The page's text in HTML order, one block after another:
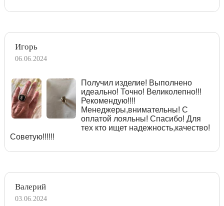
Игорь
06.06.2024
Получил изделие! Выполнено
идеально! Точно! Великолепно!!!
Рекомендую!!!!
Менеджеры,внимательны! С
оплатой лояльны! Спасибо! Для
тех кто ищет надежность,качество!
Советую!!!!!!
Валерий
03.06.2024